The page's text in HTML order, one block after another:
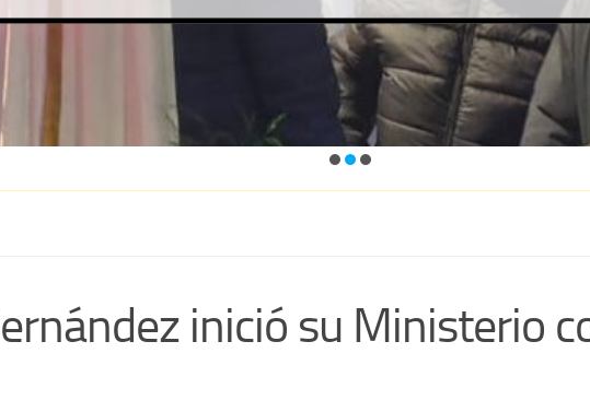
inició su Ministerio